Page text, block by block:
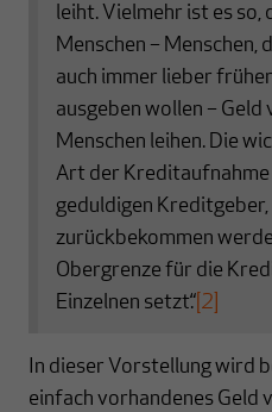
leiht. Vielmehr ist es so,
Menschen – Menschen,
auch immer lieber
ausgeben wollen – Geld
Menschen leihen. Die
Art der
geduldigen Kreditgeber,
zurückbekommen
Obergrenze für die
Einzelnen setzt.“ [2]
In dieser Vorstellung wird
einfach vorhandenes Geld